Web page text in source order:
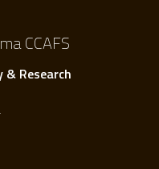
CCAFS
Research